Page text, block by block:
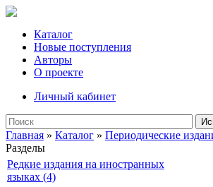
Каталог
Новые поступления
Авторы
О проекте
Личный кабинет
Главная » Каталог » Периодические
Разделы
Редкие издания на иностранных
языках (4)